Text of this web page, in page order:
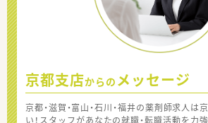
京都支店からの メッセージ
京都・滋賀・富山・石川・福井の薬剤師求人は
い！スタッフがあなたの就職・転職活動を力